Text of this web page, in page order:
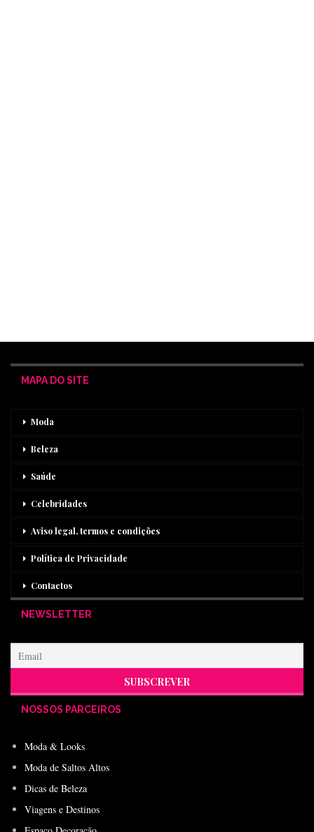
MAPA DO SITE
Moda
Beleza
Saúde
Celebridades
Aviso legal, termos e condições
Política de Privacidade
Contactos
NEWSLETTER
NOSSOS PARCEIROS
Moda & Looks
Moda de Saltos Altos
Dicas de Beleza
Viagens e Destinos